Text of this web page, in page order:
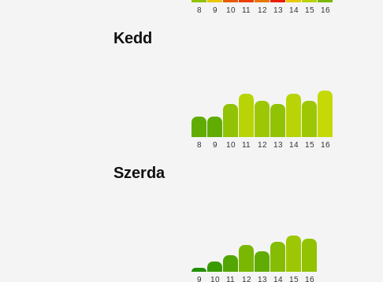
8 9 10 11 12 13 14 15 16
Kedd
8 9 10 11 12 13 14 15 16
Szerda
9 10 11 12 13 14 15 16